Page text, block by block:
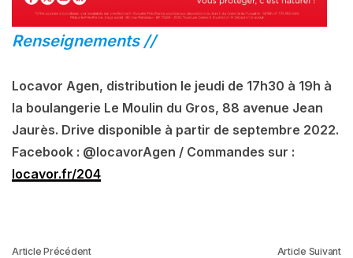
Renseignements //
Locavor Agen, distribution le jeudi de 17h30 à 19h à
la boulangerie Le Moulin du Gros, 88 avenue Jean
Jaurès. Drive disponible à partir de septembre 2022.
Facebook : @locavorAgen / Commandes sur :
locavor.fr/204
Article Précédent Article Suivant